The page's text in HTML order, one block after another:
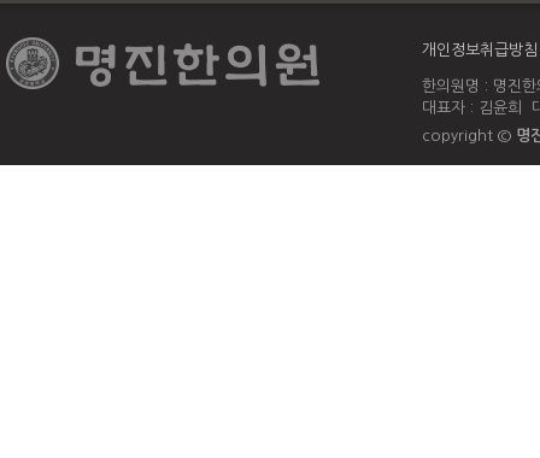
개인정보취급방침
한의원명 : 명진
대표자 : 김윤희
copyright © 명